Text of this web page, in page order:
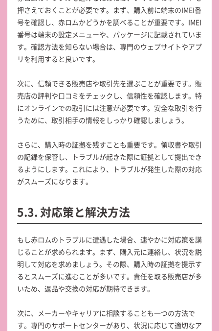
押さえておくことが必要です。まず、購入前に端末のIMEI番
号を確認し、赤ロムかどうかを調べることが重要です。IMEI
番号は端末の設定メニューや、パッケージに記載されていま
す。確認方法を知らない場合は、専門のウェブサイトやアプ
リを利用すると良いです。
次に、信頼できる販売店や取引先を選ぶことが重要です。販
売店の評判や口コミをチェックし、信頼性を確認します。特
にオンラインでの取引には注意が必要です。安全な取引を行
うために、取引相手の情報をしっかり確認しましょう。
さらに、購入時の証拠を残すことも重要です。領収書や取引
の記録を保管し、トラブルが起きた際に証拠として提出でき
るようにします。これにより、トラブルが発生した際の対応
がスムーズになります。
5.3. 対応策と解決方法
もし赤ロムのトラブルに遭遇した場合、速やかに対応策を講
じることが求められます。まず、購入元に連絡し、状況を説
明して対応を求めましょう。その際、購入時の証拠を提示す
るとスムーズに進むことが多いです。責任を取る販売店が多
いため、返品や交換の対応が期待できます。
次に、メーカーやキャリアに相談することも一つの方法で
す。専門のサポートセンターがあり、状況に応じて適切なア